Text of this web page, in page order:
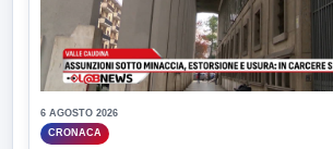
6 AGOSTO 2026
CRONACA